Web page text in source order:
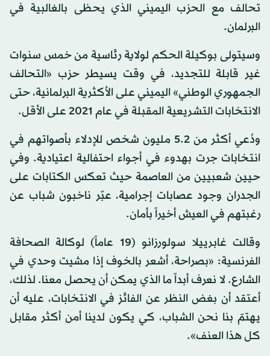
تحالف مع الحزب اليميني الذي يحظى بالغالبية في
البرلمان.
وسيتولى بوكيلة الحكم لولاية رئاسية من خمس سنوات
غير قابلة للتجديد، في وقت يسيطر حزب «التحالف
الجمهوري الوطني» اليميني على الأكثرية البرلمانية، حتى
الانتخابات التشريعية المقبلة في عام 2021 على الأقل.
ودُعي أكثر من 5.2 مليون شخص للإدلاء بأصواتهم في
انتخابات جرت بهدوء في أجواء احتفالية اعتيادية. وفي
حيين شعبيين من العاصمة حيث تعكس الكتابات على
الجدران وجود عصابات إجرامية، عبّر ناخبون شباب عن
رغبتهم في العيش أخيراً بأمان.
وقالت غابرييلا سولورزانو (19 عاماً) لوكالة الصحافة
الفرنسية: «بصراحة، أشعر بالخوف إذا مشيت وحدي في
الشارع. لا نعرف أبداً ما الذي يمكن أن يحصل معنا. لذلك،
أعتقد أن بغض النظر عن الفائز في الانتخابات، عليه أن
يهتمّ بنا نحن الشباب، كي يكون لدينا أمن أكثر مقابل
كل هذا العنف».